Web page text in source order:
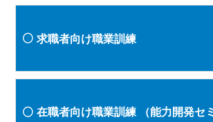
求職者向け職業訓練
在職者向け職業訓練 （能力開発セ